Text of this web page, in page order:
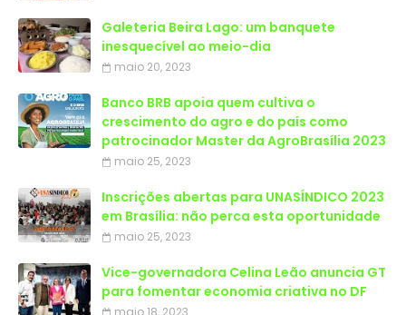
Galeteria Beira Lago: um banquete
inesquecível ao meio-dia
maio 20, 2023
Banco BRB apoia quem cultiva o
crescimento do agro e do país como
patrocinador Master da AgroBrasília 2023
maio 25, 2023
Inscrições abertas para UNASÍNDICO 2023
em Brasília: não perca esta oportunidade
maio 25, 2023
Vice-governadora Celina Leão anuncia GT
para fomentar economia criativa no DF